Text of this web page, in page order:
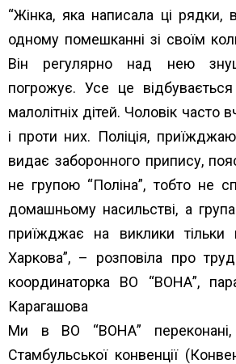
“Жінка, яка написала ці
одному помешканні зі своїм
Він регулярно над нею
погрожує. Усе це
малолітніх дітей. Чоловік часто
і проти них. Поліція,
видає заборонного припису,
не групою “Поліна”, тобто не
домашньому насильстві, а група
приїжджає на виклики тільки
Харкова”, – розповіла про
координаторка ВО “ВОНА”,
Карагашова
Ми в ВО “ВОНА” переконані,
Стамбульської конвенції